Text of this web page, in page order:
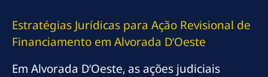
Estratégias Jurídicas para Ação Revisional de
Financiamento em Alvorada D’Oeste
Em Alvorada D’Oeste, as ações judiciais